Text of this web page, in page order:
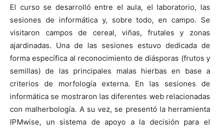
El curso se desarrolló entre el aula, el laboratorio, las
sesiones de informática y, sobre todo, en campo. Se
visitaron campos de cereal, viñas, frutales y zonas
ajardinadas. Una de las sesiones estuvo dedicada de
forma específica al reconocimiento de diásporas (frutos y
semillas) de las principales malas hierbas en base a
criterios de morfología externa. En las sesiones de
informática se mostraron las diferentes web relacionadas
con malherbología. A su vez, se presentó la herramienta
IPMwise, un sistema de apoyo a la decisión para el